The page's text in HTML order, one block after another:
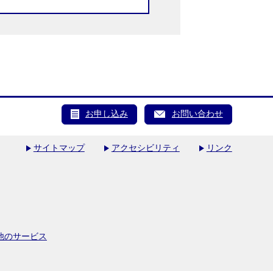
お申し込み お問い合わせ
サイトマップ アクセシビリティ リンク
のサービス